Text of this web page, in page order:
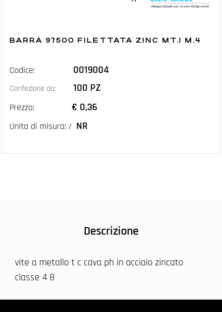
BARRA 97500 FILETTATA ZINC MT.1 M.4
Codice: 0019004
Confezione da: 100 PZ
Prezzo: € 0,36
Unita di misura: / NR
Descrizione
vite a metallo t c cava ph in acciaio zincato
classe 4 8